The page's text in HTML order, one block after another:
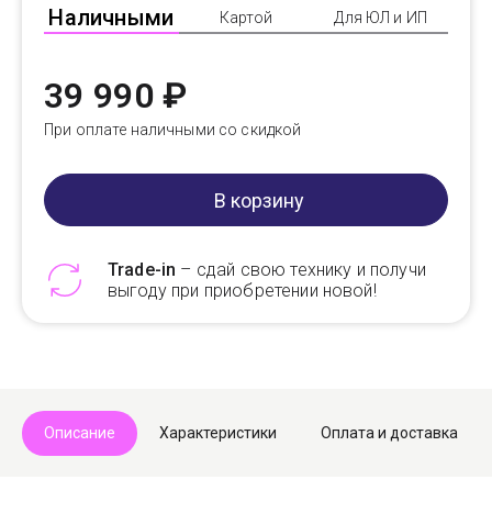
Наличными Картой Для ЮЛ и ИП
39 990 ₽
При оплате наличными со скидкой
В корзину
Trade-in – сдай свою технику и получи
выгоду при приобретении новой!
Описание Характеристики Оплата и доставка